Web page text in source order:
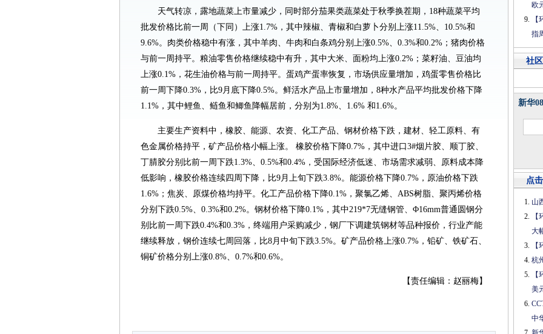
天气转凉，露地蔬菜上市量减少，同时部分茄果类蔬菜处于秋季换茬期，18种蔬菜平均
批发价格比前一周（下同）上涨1.7%，其中辣椒、青椒和白萝卜分别上涨11.5%、10.5%和
9.6%。肉类价格稳中有涨，其中羊肉、牛肉和白条鸡分别上涨0.5%、0.3%和0.2%；猪肉价格
与前一周持平。粮油零售价格继续稳中有升，其中大米、面粉均上涨0.2%；菜籽油、豆油均
上涨0.1%，花生油价格与前一周持平。蛋鸡产蛋率恢复，市场供应量增加，鸡蛋零售价格比
前一周下降0.3%，比9月底下降0.5%。鲜活水产品上市量增加，8种水产品平均批发价格下降
1.1%，其中鲤鱼、鲢鱼和鲫鱼降幅居前，分别为1.8%、1.6% 和1.6%。
主要生产资料中，橡胶、能源、农资、化工产品、钢材价格下跌，建材、轻工原料、有
色金属价格持平，矿产品价格小幅上涨。 橡胶价格下降0.7%，其中进口3#烟片胶、顺丁胶、
丁腈胶分别比前一周下跌1.3%、0.5%和0.4%，受国际经济低迷、市场需求减弱、原料成本降
低影响，橡胶价格连续四周下降，比9月上旬下跌3.8%。能源价格下降0.7%，原油价格下跌
1.6%；焦炭、原煤价格均持平。化工产品价格下降0.1%，聚氯乙烯、ABS树脂、聚丙烯价格
分别下跌0.5%、0.3%和0.2%。钢材价格下降0.1%，其中219*7无缝钢管、Φ16mm普通圆钢分
别比前一周下跌0.4%和0.3%，终端用户采购减少，钢厂下调建筑钢材等品种报价，行业产能
继续释放，钢价连续七周回落，比8月中旬下跌3.5%。矿产品价格上涨0.7%，铅矿、铁矿石、
铜矿价格分别上涨0.8%、0.7%和0.6%。
【责任编辑：赵丽梅】
欧
指
社
新华
点
山
大
杭
美
中